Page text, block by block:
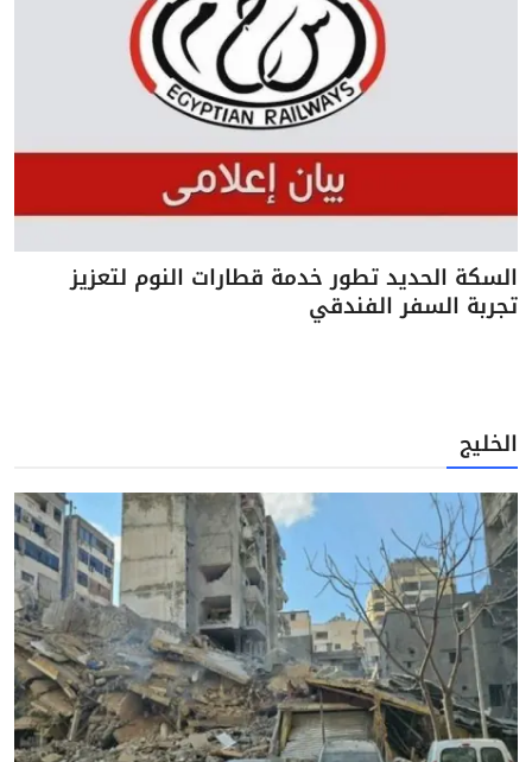
السكة الحديد تطور خدمة قطارات النوم لتعزيز
تجربة السفر الفندقي
الخليج